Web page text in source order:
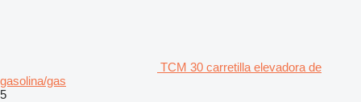
TCM 30 carretilla elevadora de
gasolina/gas
5